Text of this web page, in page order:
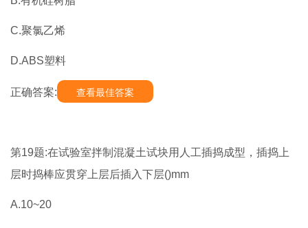
C.聚氯乙烯
D.ABS塑料
正确答案: 查看最佳答案
第19题:在试验室拌制混凝土试块用人工插捣成型，插捣上
层时捣棒应贯穿上层后插入下层()mm
A.10~20